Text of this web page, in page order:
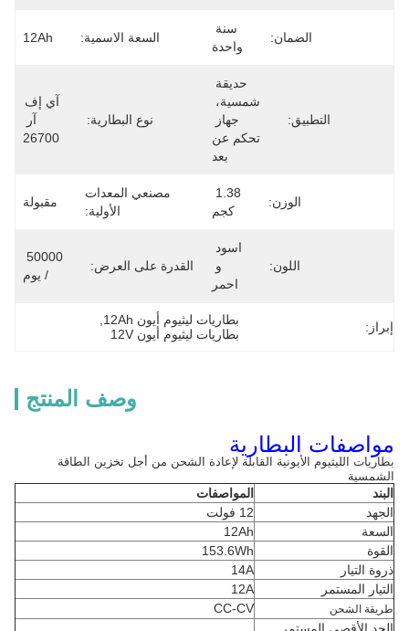
الضمان:
واحدة
السعة الاسمية: 12Ah
التطبيق:
بعد
نوع البطارية:
26700
الوزن:
كجم
مصنعي المعدات
الأولية:
مقبولة
اللون:
احمر
القدرة على العرض:
/ يوم
إبراز: بطاريات ليثيوم أيون 12Ah
بطاريات ليثيوم أيون 12V
وصف المنتج
مواصفات البطارية
بطاريات الليثيوم الأيونية القابلة لإعادة الشحن من أجل تخزين الطاقة
الشمسية
البند
المواصفات
الجهد
12 فولت
السعة
12Ah
القوة
153.6Wh
ذروة التيار
14A
التيار المستمر
12A
طريقة الشحن
CC-CV